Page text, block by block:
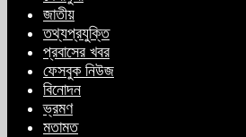
জাতীয়
তথ্যপ্রযুক্তি
প্রবাসের খবর
ফেসবুক নিউজ
বিনোদন
ভ্রমণ
মতামত